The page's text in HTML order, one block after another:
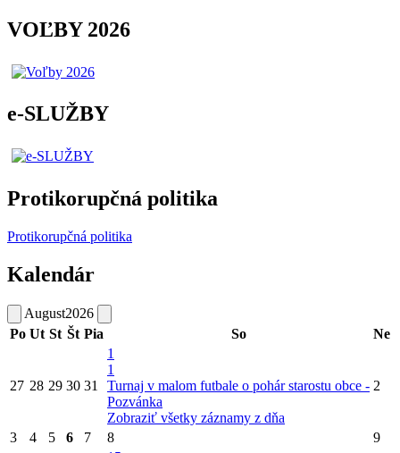
VOĽBY 2026
e-SLUŽBY
Protikorupčná politika
Protikorupčná politika
Kalendár
August2026
Po Ut St Št Pia So Ne
27 28 29 30 31
1
1
Turnaj v malom futbale o pohár starostu obce -
Pozvánka
Zobraziť všetky záznamy z dňa
2
3 4 5 6 7 8 9